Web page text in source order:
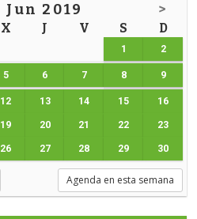
Jun 2019 >
X J V S D
1 2
5 6 7 8 9
12 13 14 15 16
19 20 21 22 23
26 27 28 29 30
Agenda en esta semana